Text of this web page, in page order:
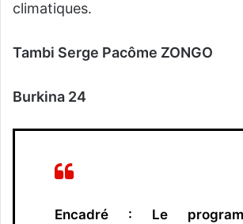
climatiques.
Tambi Serge Pacôme ZONGO
Burkina 24
Encadré : Le